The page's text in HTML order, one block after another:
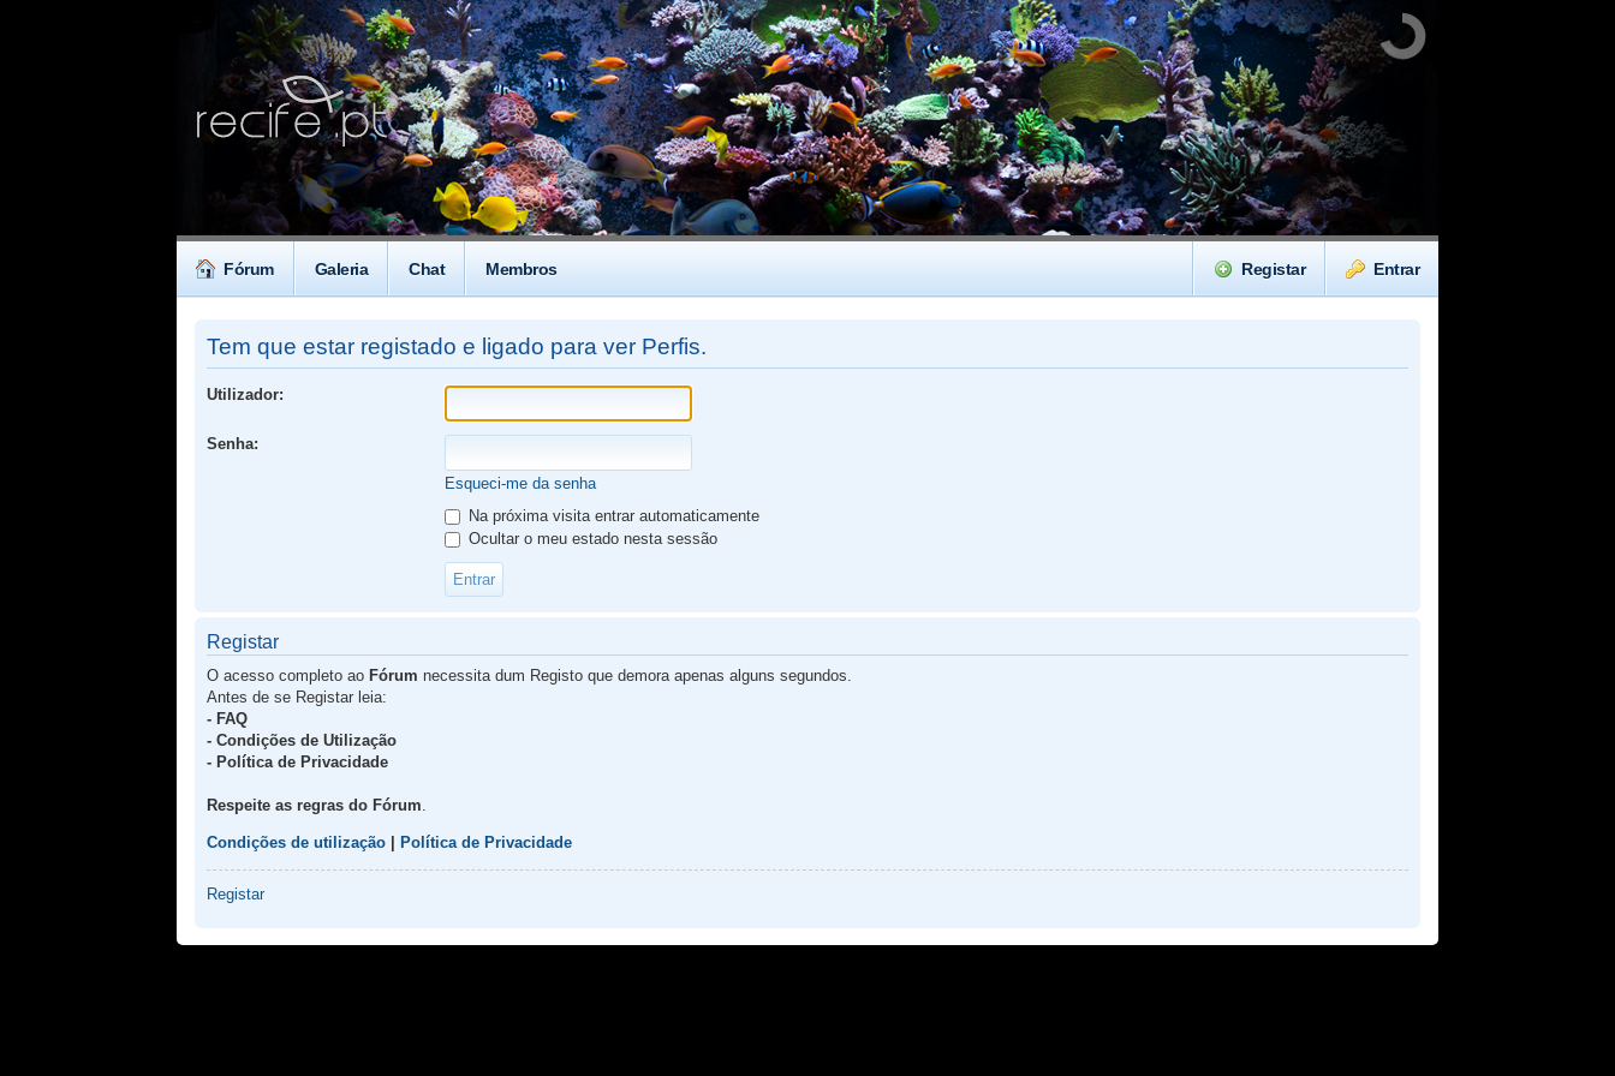
Fórum Galeria Chat Membros Entrar
Registar
Tem que estar registado e ligado para ver Perfis.
Utilizador:
Senha:
Esqueci-me da senha
Na próxima visita entrar automaticamente
Ocultar o meu estado nesta sessão
Registar
O acesso completo ao Fórum necessita dum Registo que demora apenas alguns segundos.
Antes de se Registar leia:
- FAQ
- Condições de Utilização
- Política de Privacidade
Respeite as regras do Fórum
Condições de utilização Política de Privacidade
Registar